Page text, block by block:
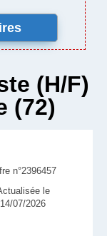
(H/F)
(72)
n°2396457
le
14/07/2026